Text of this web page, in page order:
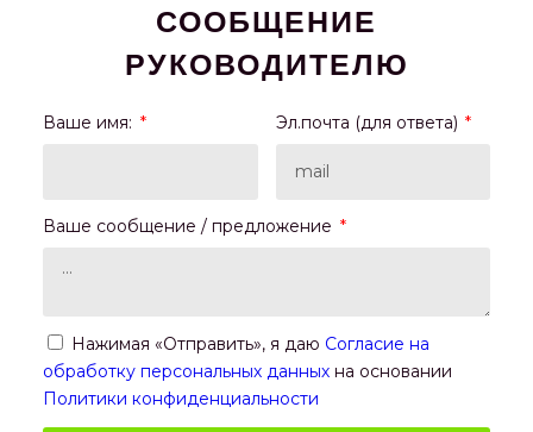
СООБЩЕНИЕ
РУКОВОДИТЕЛЮ
Ваше имя: Эл.почта (для ответа)
Ваше сообщение / предложение
Нажимая «Отправить», я даю Согласие на
обработку персональных данных на основании
Политики конфиденциальности